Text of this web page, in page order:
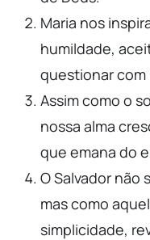
Maria nos
humildade,
questionar com
Assim como o
nossa alma
que emana do
O Salvador não
mas como
simplicidade,